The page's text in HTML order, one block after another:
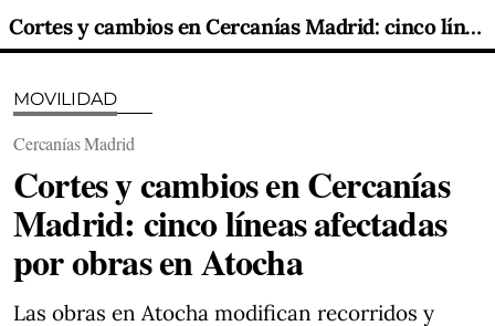
Cortes y cambios en Cercanías Madrid: cinco líneas afectadas por obras en Atocha
MOVILIDAD
Cercanías Madrid
Cortes y cambios en Cercanías
Madrid: cinco líneas afectadas
por obras en Atocha
Las obras en Atocha modifican recorridos y